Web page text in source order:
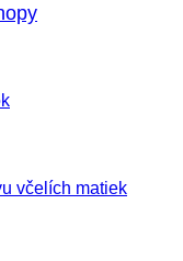
včelích matiek